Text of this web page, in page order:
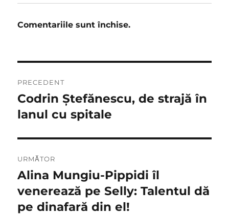
Comentariile sunt închise.
în
articole
PRECEDENT
Articolul
anterior:
Codrin Ştefănescu, de strajă în
lanul cu spitale
URMĂTOR
Articolul
următor:
Alina Mungiu-Pippidi îl
venerează pe Selly: Talentul dă
pe dinafară din el!